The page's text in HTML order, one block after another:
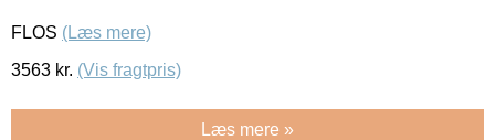
FLOS (Læs mere)
3563 kr. (Vis fragtpris)
Læs mere »